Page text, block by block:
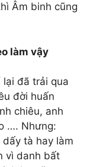
Âm binh cũng
làm vậy
đã trải qua
đời huấn
chiêu, anh
…. Nhưng:
tà hay làm
vì danh bất